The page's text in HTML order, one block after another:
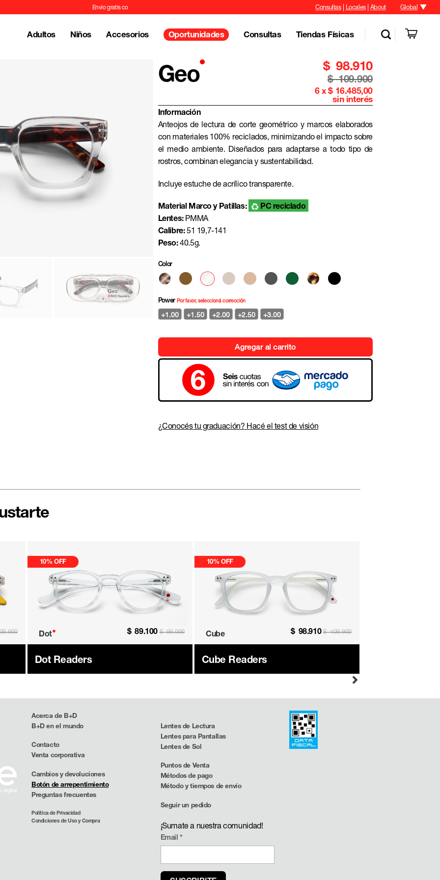
Envío gratis compran Consultas Locales About Global
Adultos Niños Accesorios Oportunidades Consultas Tiendas Físicas
Geo $ 98.910
$ 109.900
6 x $ 16.485,00
sin interés
Información
Anteojos de lectura de corte geométrico y marcos elaborados
con materiales 100% reciclados, minimizando el impacto sobre
el medio ambiente. Diseñados para adaptarse a todo tipo de
rostros, combinan elegancia y sustentabilidad.
Incluye estuche de acrílico transparente.
Material Marco y Patillas:
PC reciclado
Lentes:PMMA
Calibre:51 19,7-141
Peso:40.5g.
Color
Power Por favor, seleccioná corrección
+1.00 +1.50 +2.00 +2.50 +3.00
Agregar al carrito
¿Conocés tu graduación? Hacé el test de visión
10% OFF
Dot• $ 89.100 $ 99.000
Dot Readers
10% OFF
Cube $ 98.910 $ 109.900
Cube Readers
Acerca de B+D
B+D en el mundo
Contacto
Venta corporativa
Cambios y devoluciones
Botón de arrepentimiento
Preguntas frecuentes
Política de Privacidad
Condiciones de Uso y Compra
Lentes de Lectura
Lentes para Pantallas
Lentes de Sol
Puntos de Venta
Métodos de pago
Método y tiempos de envío
Seguir un pedido
¡Sumate a nuestra comunidad!
Email*